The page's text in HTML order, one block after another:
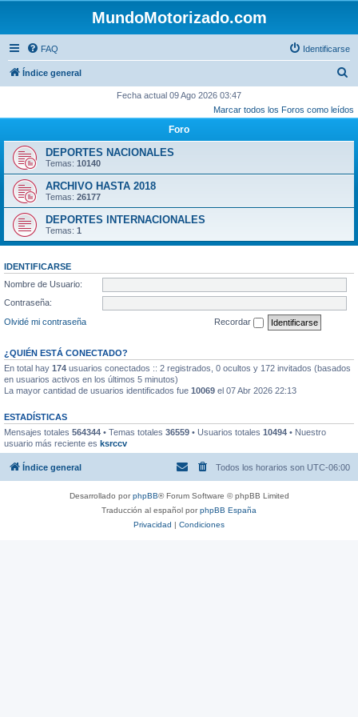
MundoMotorizado.com
FAQ Identificarse
Índice general
s
Fecha actual 09 Ago 2026 03:47
Marcar todos los Foros como leídos
Foro
DEPORTES NACIONALES
Temas: 10140
ARCHIVO HASTA 2018
Temas: 26177
DEPORTES INTERNACIONALES
Temas: 1
IDENTIFICARSE
Nombre de Usuario:
Contraseña:
Olvidé mi contraseña
Recordar
¿QUIÉN ESTÁ CONECTADO?
En total hay 174 usuarios conectados :: 2 registrados, 0 ocultos y 172 invitados (basados
en usuarios activos en los últimos 5 minutos)
La mayor cantidad de usuarios identificados fue 10069 el 07 Abr 2026 22:13
ESTADÍSTICAS
Mensajes totales 564344 • Temas totales 36559 • Usuarios totales 10494 • Nuestro
usuario más reciente es ksrccv
Índice general Todos los horarios son UTC-06:00
Desarrollado porphpBB® Forum Software © phpBB Limited
Traducción al español porphpBB España
Privacidad | Condiciones